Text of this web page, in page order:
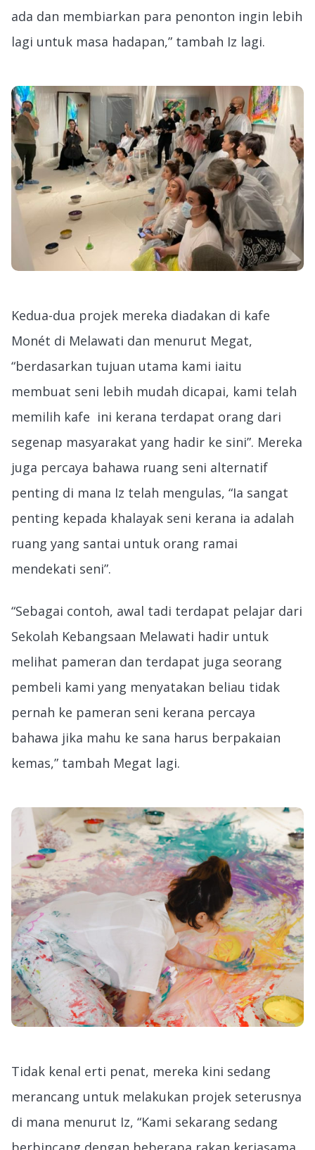
ada dan membiarkan para penonton ingin lebih
lagi untuk masa hadapan,” tambah Iz lagi.
Kedua-dua projek mereka diadakan di kafe
Monét di Melawati dan menurut Megat,
“berdasarkan tujuan utama kami iaitu
membuat seni lebih mudah dicapai, kami telah
memilih kafe ini kerana terdapat orang dari
segenap masyarakat yang hadir ke sini”. Mereka
juga percaya bahawa ruang seni alternatif
penting di mana Iz telah mengulas, “Ia sangat
penting kepada khalayak seni kerana ia adalah
ruang yang santai untuk orang ramai
mendekati seni”.
“Sebagai contoh, awal tadi terdapat pelajar dari
Sekolah Kebangsaan Melawati hadir untuk
melihat pameran dan terdapat juga seorang
pembeli kami yang menyatakan beliau tidak
pernah ke pameran seni kerana percaya
bahawa jika mahu ke sana harus berpakaian
kemas,” tambah Megat lagi.
Tidak kenal erti penat, mereka kini sedang
merancang untuk melakukan projek seterusnya
di mana menurut Iz, “Kami sekarang sedang